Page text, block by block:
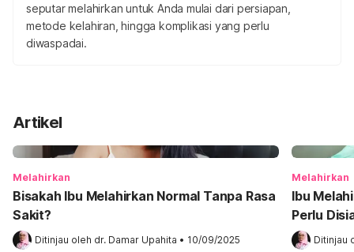
seputar melahirkan untuk Anda mulai dari persiapan,
metode kelahiran, hingga komplikasi yang perlu
diwaspadai.
Artikel
Melahirkan
Bisakah Ibu Melahirkan Normal Tanpa Rasa
Sakit?
Ditinjau oleh dr. Damar Upahita • 10/09/2025
Melahirkan
Ibu
Perlu
Ditinjau